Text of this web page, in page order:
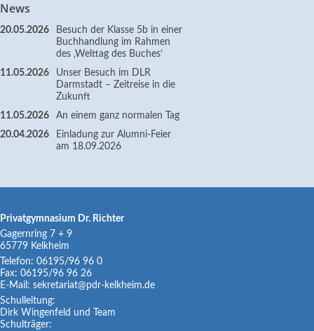
News
20.05.2026
Besuch der Klasse 5b in einer
Buchhandlung im Rahmen
des ‚Welttag des Buches‘
11.05.2026
Unser Besuch im DLR
Darmstadt – Zeitreise in die
Zukunft
11.05.2026
An einem ganz normalen Tag
20.04.2026
Einladung zur Alumni-Feier
am 18.09.2026
Privatgymnasium Dr. Richter
Gagernring 7 + 9
65779 Kelkheim
Telefon: 06195/96 96 0
Fax: 06195/96 96 26
E-Mail: sekretariat@pdr-kelkheim.de
Schulleitung:
Dirk Wingenfeld und Team
Schulträger: